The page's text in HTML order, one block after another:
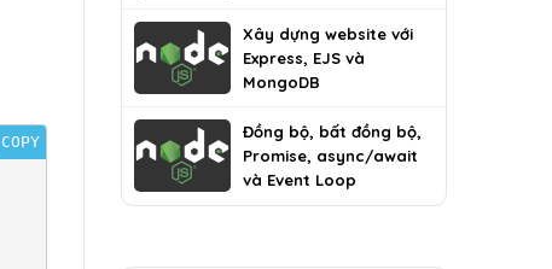
COPY
Xây dựng website với
Express, EJS và
MongoDB
Đồng bộ, bất đồng bộ,
Promise, async/await
và Event Loop